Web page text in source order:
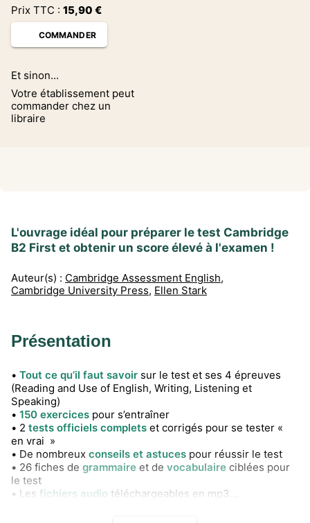
Prix TTC : 15,90 €
COMMANDER
Et sinon...
Votre établissement peut
commander chez un
libraire
L'ouvrage idéal pour préparer le test Cambridge
B2 First et obtenir un score élevé à l'examen !
Auteur(s) : Cambridge Assessment English,
Cambridge University Press, Ellen Stark
Présentation
• Tout ce qu’il faut savoir sur le test et ses 4 épreuves
(Reading and Use of English, Writing, Listening et
Speaking)
• 150 exercices pour s’entraîner
• 2 tests officiels complets et corrigés pour se tester «
en vrai »
• De nombreux conseils et astuces pour réussir le test
• 26 fiches de grammaire et de vocabulaire ciblées pour
le test
• Les fichiers audio téléchargeables en mp3